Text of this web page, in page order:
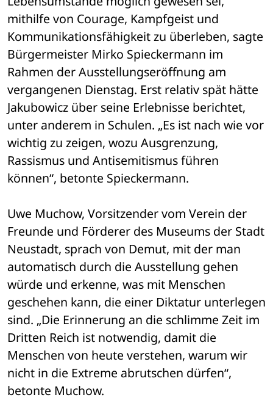
mithilfe von Courage, Kampfgeist und
Kommunikationsfähigkeit zu überleben, sagte
Bürgermeister Mirko Spieckermann im
Rahmen der Ausstellungseröffnung am
vergangenen Dienstag. Erst relativ spät hätte
Jakubowicz über seine Erlebnisse berichtet,
unter anderem in Schulen. „Es ist nach wie vor
wichtig zu zeigen, wozu Ausgrenzung,
Rassismus und Antisemitismus führen
können“, betonte Spieckermann.
Uwe Muchow, Vorsitzender vom Verein der
Freunde und Förderer des Museums der Stadt
Neustadt, sprach von Demut, mit der man
automatisch durch die Ausstellung gehen
würde und erkenne, was mit Menschen
geschehen kann, die einer Diktatur unterlegen
sind. „Die Erinnerung an die schlimme Zeit im
Dritten Reich ist notwendig, damit die
Menschen von heute verstehen, warum wir
nicht in die Extreme abrutschen dürfen“,
betonte Muchow.